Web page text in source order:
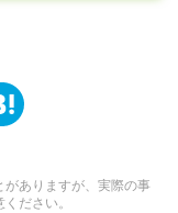
ありますが、実際の事
ださい。